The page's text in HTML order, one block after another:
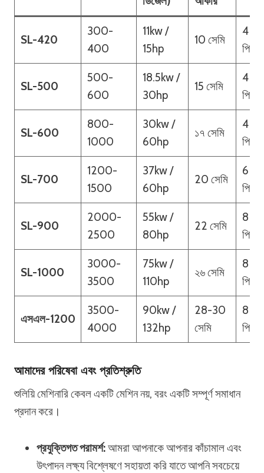
SL-420
300-
400
11kw /
15hp
10 সেমি
4
পিসি
SL-500
500-
600
18.5kw /
30hp
15 সেমি
4
পিসি
SL-600
800-
1000
30kw /
60hp
১৭ সেমি
4
পিসি
SL-700
1200-
1500
37kw /
60hp
20 সেমি
6
পিস
SL-900
2000-
2500
55kw /
80hp
22 সেমি
8
পিস
SL-1000
3000-
3500
75kw /
110hp
২৬ সেমি
8
পিস
এসএল-1200
3500-
4000
90kw /
132hp
28-30
সেমি
8
পিস
আমাদের পরিষেবা এবং প্রতিশ্রুতি
শুলিয়ি মেশিনারি কেবল একটি মেশিন নয়, বরং একটি সম্পূর্ণ সমাধান
প্রদান করে।
প্রযুক্তিগত পরামর্শ:আমরা আপনাকে আপনার কাঁচামাল এবং
উৎপাদন লক্ষ্য বিশ্লেষণে সহায়তা করি যাতে আপনি সবচেয়ে